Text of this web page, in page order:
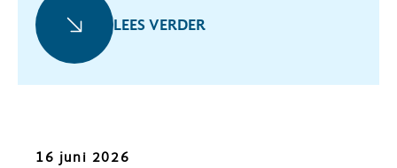
LEES VERDER
Oproep
16 juni 2026